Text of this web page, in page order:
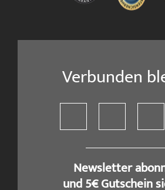
Verbunden
Newsletter
und 5€ Gutschein